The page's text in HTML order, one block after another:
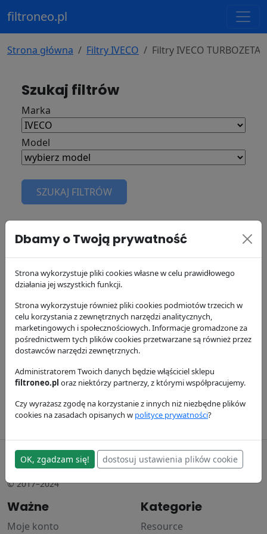
filtroneo.pl
Strona główna Filtry IVECO Filtry IVECO TURBOZETA
Szukaj filtrów
Marka
Model
SZUKAJ FILTRÓW
Filtry doIVECO TURBOZETA 79-12
rok: 1987 marka silnika: IVECO 8040.25.220
Filtr oleju
P550226
Donaldson
Filtr paliwa
P550588
Donaldson
zewnętrzny
P771534
218.25 zł
filtroneo.pl
© 2017–2024
Ważne
Moje konto
Kategorie
Resource
Dbamy o Twoją prywatność
Strona wykorzystuje pliki cookies własne w celu prawidłowego
działania jej wszystkich funkcji.
Strona wykorzystuje również pliki cookies podmiotów trzecich w
celu korzystania z zewnętrznych narzędzi analitycznych,
marketingowych i społecznościowych. Informacje gromadzone za
pośrednictwem tych plików cookies przetwarzane są również przez
dostawców narzędzi zewnętrznych.
Administratorem Twoich danych będzie włąściciel sklepu
filtroneo.pl oraz niektórzy partnerzy, z którymi współpracujemy.
Czy wyrażasz zgodę na korzystanie z innych niż niezbędne plików
cookies na zasadach opisanych w polityce prywatności?
OK, zgadzam się! dostosuj ustawienia plików cookie